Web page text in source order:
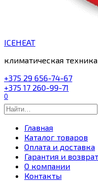
ICEHEAT
климатическая
+375 29 656-74-67
+375 17 260-99-71
0
Search
for:
Главная
Каталог товаров
Оплата и доставка
Гарантия и возврат
О компании
Контакты